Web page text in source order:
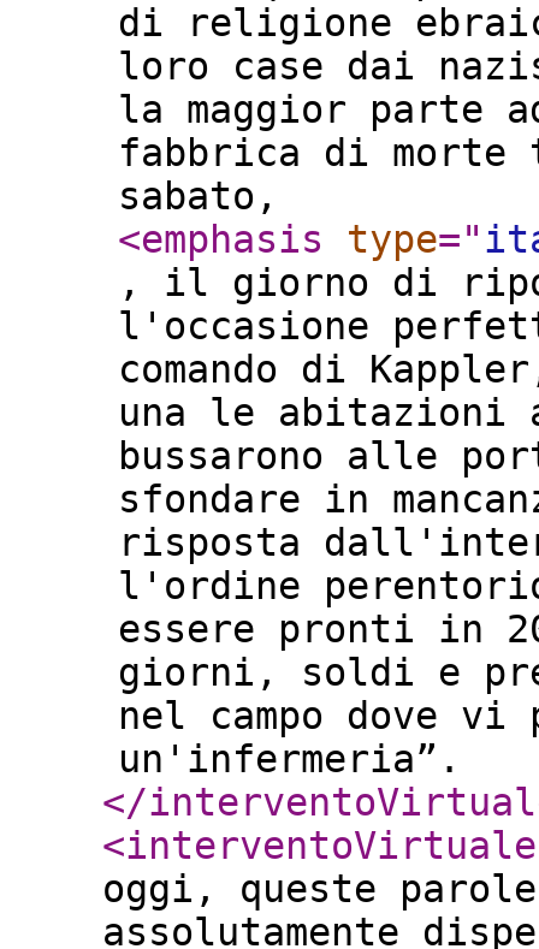
di religione
loro case dai
la maggior parte
fabbrica di morte
sabato,
<emphasis
type="
, il giorno di
l'occasione
comando di
una le
bussarono alle
sfondare in
risposta
l'ordine
essere pronti in
giorni, soldi e
nel campo dove vi
un'infermeria”.
</
<interventoVirtuale
oggi, queste parole
assolutamente